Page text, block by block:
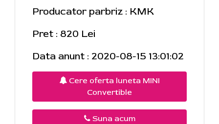
Producator parbriz : KMK
Pret : 820 Lei
Data anunt : 2020-08-15 13:01:02
Cere oferta luneta MINI
Convertible
Suna acum